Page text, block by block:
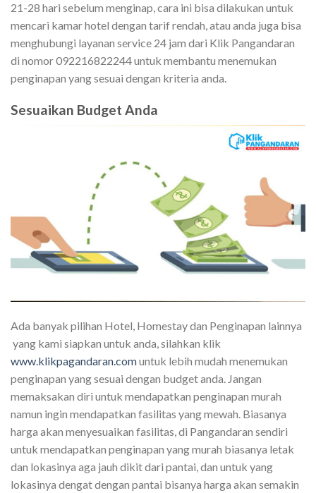
21-28 hari sebelum menginap, cara ini bisa dilakukan untuk
mencari kamar hotel dengan tarif rendah, atau anda juga bisa
menghubungi layanan service 24 jam dari Klik Pangandaran
di nomor 092216822244 untuk membantu menemukan
penginapan yang sesuai dengan kriteria anda.
Sesuaikan Budget Anda
Ada banyak pilihan Hotel, Homestay dan Penginapan lainnya
yang kami siapkan untuk anda, silahkan klik
www.klikpagandaran.comuntuk lebih mudah menemukan
penginapan yang sesuai dengan budget anda. Jangan
memaksakan diri untuk mendapatkan penginapan murah
namun ingin mendapatkan fasilitas yang mewah. Biasanya
harga akan menyesuaikan fasilitas, di Pangandaran sendiri
untuk mendapatkan penginapan yang murah biasanya letak
dan lokasinya aga jauh dikit dari pantai, dan untuk yang
lokasinya dengat dengan pantai bisanya harga akan semakin